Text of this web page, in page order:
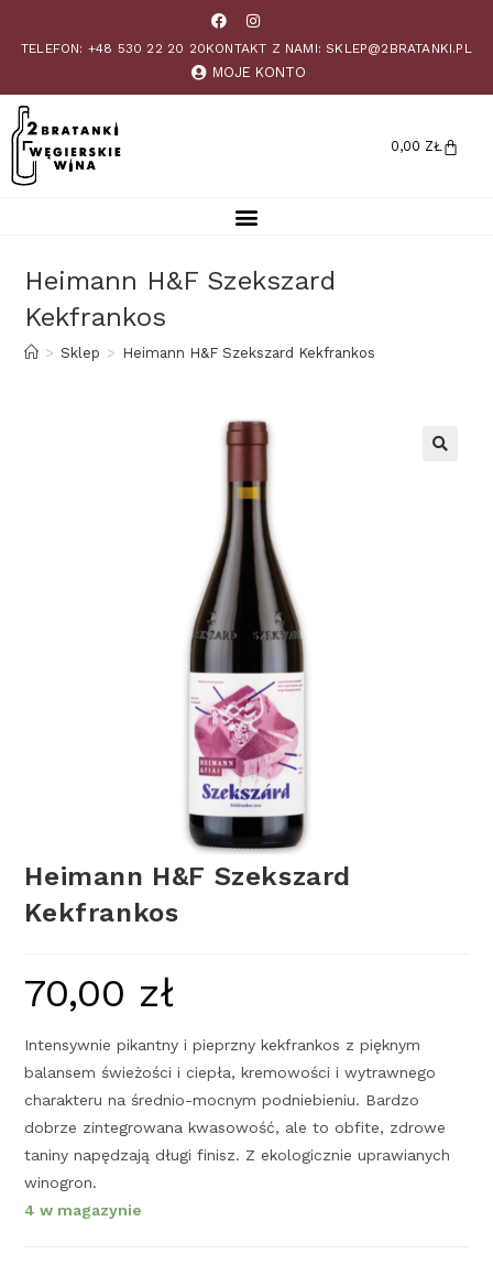
TELEFON: +48 530 22 20 20KONTAKT Z NAMI: SKLEP@2BRATANKI.PL
MOJE KONTO
0,00 ZŁ
Heimann H&F Szekszard
Kekfrankos
> Sklep > Heimann H&F Szekszard Kekfrankos
Heimann H&F Szekszard
Kekfrankos
70,00 zł
Intensywnie pikantny i pieprzny kekfrankos z pięknym
balansem świeżości i ciepła, kremowości i wytrawnego
charakteru na średnio-mocnym podniebieniu. Bardzo
dobrze zintegrowana kwasowość, ale to obfite, zdrowe
taniny napędzają długi finisz. Z ekologicznie uprawianych
winogron.
4 w magazynie